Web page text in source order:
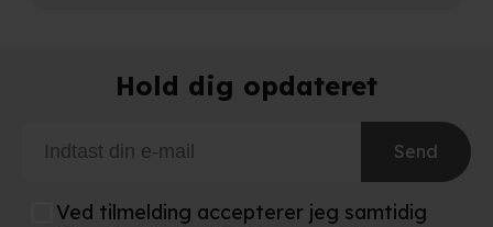
Hold dig opdateret
Send
Ved tilmelding accepterer jeg samtidig